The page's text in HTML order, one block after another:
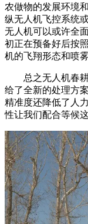
农做物的发展环境
纵无人机飞控系统
无人机可以或许全
初正在预备好后按
机的飞翔形态和喷
总之无人机春耕
给了全新的处理方
精准度还降低了人
性让我们配合等候